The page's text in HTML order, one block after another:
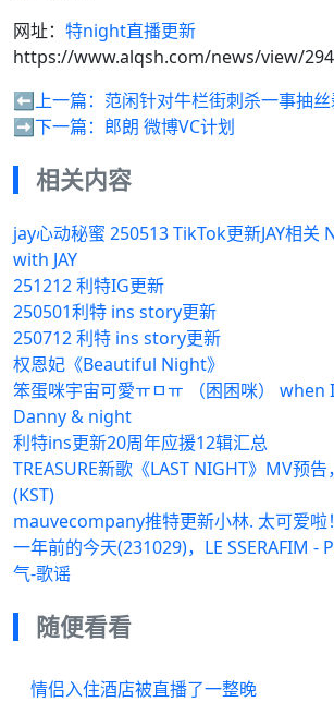
网址： 特night直播更新
https://www.alqsh.com/news/view/
⬅️上一篇： 范闲针对牛栏街刺杀一事抽丝
➡️下一篇： 郎朗 微博VC计划
相关内容
jay心动秘蜜 250513 TikTok更新JAY相
with JAY
251212 利特IG更新
250501利特 ins story更新
250712 利特 ins story更新
权恩妃《Beautiful Night》
笨蛋咪宇宙可愛ㅠㅁㅠ （困困咪） when
Danny & night
利特ins更新20周年应援12辑汇总
TREASURE新歌《LAST NIGHT》MV预
(KST)
mauvecompany推特更新小林. 太可爱啦！
一年前的今天(231029)，LE SSERAFIM -
气-歌谣
随便看看
情侣入住酒店被直播了一整晚